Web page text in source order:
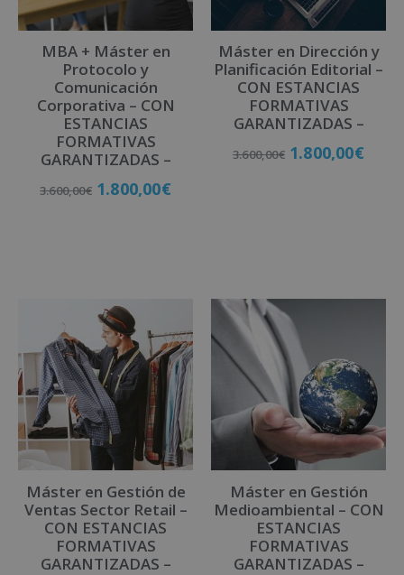
i
v
MBA + Máster en
Protocolo y
Comunicación
Corporativa – CON
ESTANCIAS
FORMATIVAS
GARANTIZADAS –
3.600,00€ 1.800,00€
Máster en Dirección y
Planificación Editorial –
CON ESTANCIAS
FORMATIVAS
GARANTIZADAS –
3.600,00€ 1.800,00€
Máster en Gestión de
Ventas Sector Retail –
CON ESTANCIAS
FORMATIVAS
GARANTIZADAS –
Máster en Gestión
Medioambiental – CON
ESTANCIAS
FORMATIVAS
GARANTIZADAS –